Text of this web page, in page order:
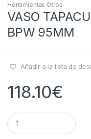
Herramientas Otros
VASO
BPW 95MM
Añadir a la lista de
118.10€
Q
u
a